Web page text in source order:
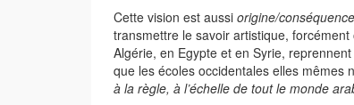
Cette vision est aussi origine/conséquence
transmettre le savoir artistique,
Algérie, en Egypte et en Syrie,
que les écoles occidentales elles mêmes
à la règle, à l’échelle de tout le monde